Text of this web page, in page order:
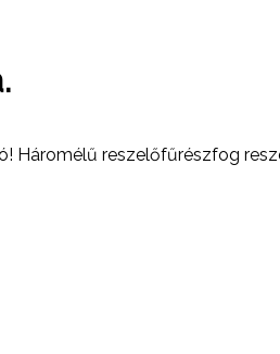
Háromélű reszelőfűrészfog